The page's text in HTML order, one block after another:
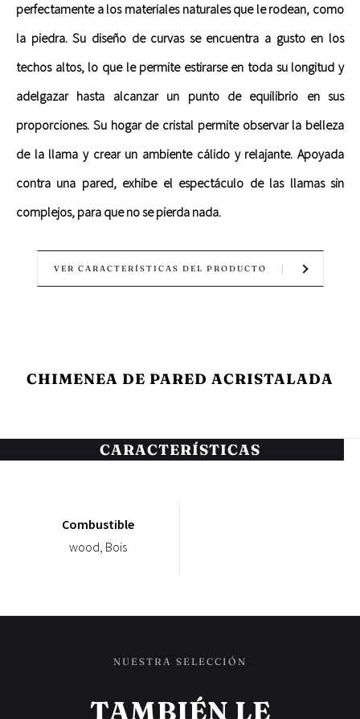
perfectamente a los materiales naturales que le rodean, como
la piedra. Su diseño de curvas se encuentra a gusto en los
techos altos, lo que le permite estirarse en toda su longitud y
adelgazar hasta alcanzar un punto de equilibrio en sus
proporciones. Su hogar de cristal permite observar la belleza
de la llama y crear un ambiente cálido y relajante. Apoyada
contra una pared, exhibe el espectáculo de las llamas sin
complejos, para que no se pierda nada.
VER CARACTERÍSTICAS DEL PRODUCTO
CHIMENEA DE PARED ACRISTALADA
CARACTERÍSTICAS
Combustible
wood, Bois
NUESTRA SELECCIÓN
TAMBIÉN LE